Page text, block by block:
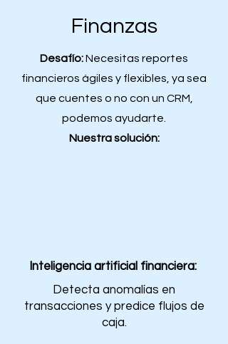
Finanzas
Desafío:Necesitas reportes
financieros ágiles y flexibles, ya sea
que cuentes o no con un CRM,
podemos ayudarte.
Nuestra solución:
Inteligencia artificial financiera:
Detecta anomalías en
transacciones y predice flujos de
caja.